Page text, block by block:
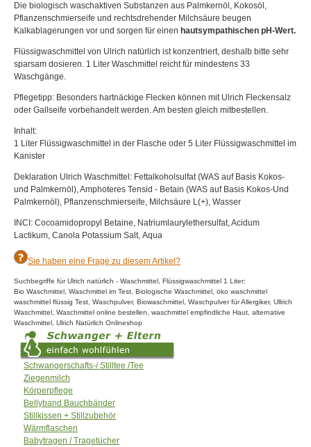
Die biologisch waschaktiven Substanzen aus Palmkernöl, Kokosöl,
Pflanzenschmierseife und rechtsdrehender Milchsäure beugen
Kalkablagerungen vor und sorgen für einen hautsympathischen pH-Wert.
Flüssigwaschmittel von Ulrich natürlich ist konzentriert, deshalb bitte sehr
sparsam dosieren. 1 Liter Waschmittel reicht für mindestens 33
Waschgänge.
Pflegetipp: Besonders hartnäckige Flecken können mit Ulrich Fleckensalz
oder Gallseife vorbehandelt werden. Am besten gleich mitbestellen.
Inhalt:
1 Liter Flüssigwaschmittel in der Flasche oder 5 Liter Flüssigwaschmittel im
Kanister
Deklaration Ulrich Waschmittel: Fettalkoholsulfat (WAS auf Basis Kokos-
und Palmkernöl), Amphoteres Tensid - Betain (WAS auf Basis Kokos-Und
Palmkernöl), Pflanzenschmierseife, Milchsäure L(+), Wasser
INCI: Cocoamidopropyl Betaine, Natriumlaurylethersulfat, Acidum
Lactikum, Canola Potassium Salt, Aqua
Sie haben eine Frage zu diesem Artikel?
Suchbegriffe für Ulrich natürlich - Waschmittel, Flüssigwaschmittel 1 Liter:
Bio Waschmittel, Waschmittel im Test, Biologische Waschmittel, öko waschmittel
waschmittel flüssig Test, Waschpulver, Biowaschmittel, Waschpulver für Allergiker, Ullrich
Waschmittel, Waschmittel online bestellen, waschmittel empfindliche Haut, alternative
Waschmittel, Ulrich Natürlich Onlineshop
Schwangerschafts-/ Stilltee /Tee
Ziegenmilch
Körperpflege
Bellyband Bauchbänder
Stillkissen + Stillzubehör
Wärmflaschen
Babytragen / Tragetücher